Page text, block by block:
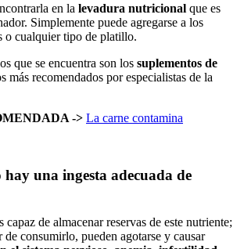
en la levadura nutricional que es
Simplemente puede agregarse a los
o cualquier tipo de platillo.
que se encuentra son los suplementos de
más recomendados por especialistas de la
-> La carne contamina
hay una ingesta adecuada de
capaz de almacenar reservas de este nutriente;
de consumirlo, pueden agotarse y causar